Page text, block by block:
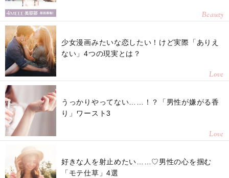
Beauty
少女漫画みたいな恋したい！けど実際「ありえ
ない」4つの現実とは？
Love
うっかりやってない……！？「男性が嫌がる香
り」ワースト3
Love
好きな人を射止めたい……♡男性の心を掴む
「モテ仕草」4選